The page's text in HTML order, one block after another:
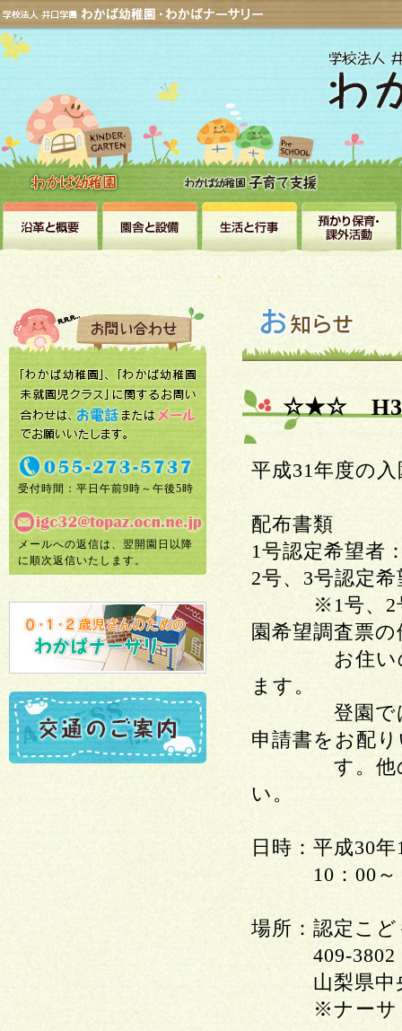
受付時間：平日午前9時～午後5時
メールへの返信は、翌開園日以降
に順次返信いたします。
☆★☆
平成31年度の
配布書類
1号認定希望者
2号、3号認定
※1号、2号、
園希望調査票
お住いの市
ます。
登園では今
申請書をお配
す。他の認
い。
日時：平成30
10：00～
場所：認定こ
409-3802
山梨県中央
※ナーサリー